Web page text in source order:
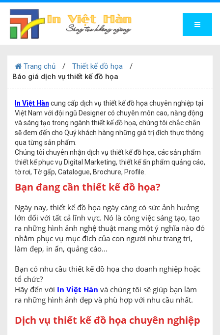
Trang chủ
Thiết kế đồ họa
Báo giá dịch vụ thiết kế đồ họa
In Việt Hàn cung cấp dịch vụ thiết kế đồ họa chuyên nghiệp tại
Việt Nam với đội ngũ Designer có chuyên môn cao, năng động
và sáng tạo trong ngành thiết kế đồ họa, chúng tôi chắc chắn
sẽ đem đến cho Quý khách hàng những giá trị đích thực thông
qua từng sản phẩm.
Chúng tôi chuyên nhận dịch vụ thiết kế đồ họa, các sản phẩm
thiết kế phục vụ Digital Marketing, thiết kế ấn phẩm quảng cáo,
tờ rơi, Tờ gấp, Catalogue, Brochure, Profile.
Bạn đang cần thiết kế đồ họa?
Ngày nay, thiết kế đồ họa ngày càng có sức ảnh hưởng
lớn đối với tất cả lĩnh vực. Nó là công việc sáng tạo, tạo
ra những hình ảnh nghệ thuật mang một ý nghĩa nào đó
nhằm phục vụ mục đích của con người như trang trí,
làm đẹp, in ấn, quảng cáo...
Bạn có nhu cầu thiết kế đồ họa cho doanh nghiệp hoặc
tổ chức?
Hãy đến với In Việt Hàn và chúng tôi sẽ giúp bạn làm
ra những hình ảnh đẹp và phù hợp với nhu cầu nhất.
Dịch vụ thiết kế đồ họa chuyên nghiệp